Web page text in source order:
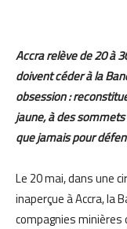
Accra relève de 20 à
doivent céder à la
obsession :
jaune, à des
que jamais pour
Le 20 mai, dans une
inaperçue à Accra, la
compagnies